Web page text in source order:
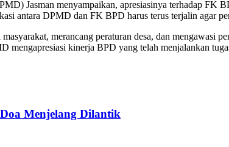
Jasman menyampaikan, apresiasinya terhadap FK
antara DPMD dan FK BPD harus terus terjalin agar
merancang peraturan desa, dan mengawasi
mengapresiasi kinerja BPD yang telah menjalankan
Menjelang Dilantik